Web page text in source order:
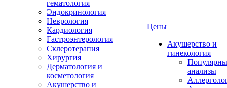
гематология
Эндокринология
Неврология
Кардиология
Гастроэнтерология
Склеротерапия
Хирургия
Дерматология и
косметология
Акушерство и
Цены
Акушерство и
гинекология
анализы